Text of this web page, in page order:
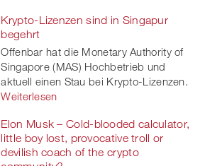
Krypto-Lizenzen sind in Singapur
begehrt
Offenbar hat die Monetary Authority of
Singapore (MAS) Hochbetrieb und
aktuell einen Stau bei Krypto-Lizenzen.
Weiterlesen
Elon Musk – Cold-blooded calculator,
little boy lost, provocative troll or
devilish coach of the crypto